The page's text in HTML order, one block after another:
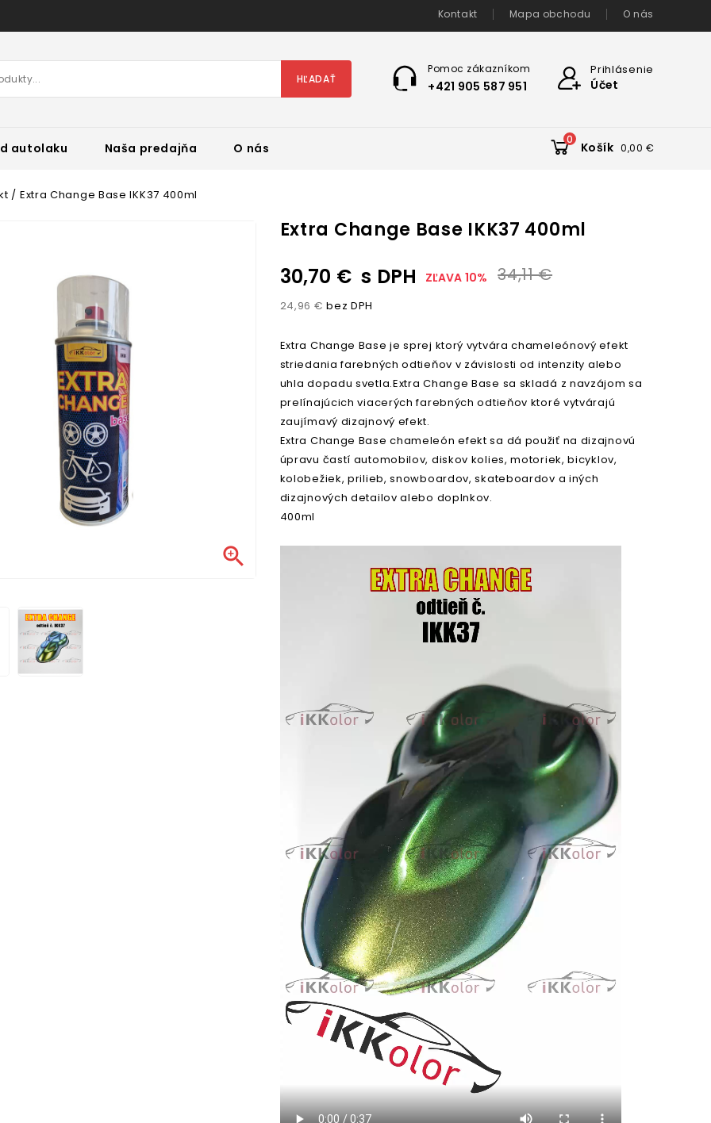
Kontakt Mapa obchodu O nás
Prihlásenie
Účet
Pomoc zákazníkom
+421 905 587 951
HĽADAŤ
autolaku Naša predajňa O nás
0
Košík 0,00 €
Extra Change Base IKK37 400ml

Extra Change Base IKK37 400ml
30,70 € s DPH ZĽAVA 10% 34,11 €
24,96 € bez DPH
Extra Change Base je sprej ktorý vytvára chameleónový efekt
striedania farebných odtieňov v závislosti od intenzity alebo
uhla dopadu svetla.Extra Change Base sa skladá z navzájom sa
prelínajúcich viacerých farebných odtieňov ktoré vytvárajú
zaujímavý dizajnový efekt.
Extra Change Base chameleón efekt sa dá použiť na dizajnovú
úpravu častí automobilov, diskov kolies, motoriek, bicyklov,
kolobežiek, prilieb, snowboardov, skateboardov a iných
dizajnových detailov alebo doplnkov.
400ml